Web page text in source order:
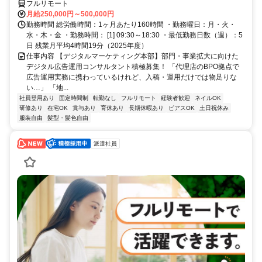
フルリモート
月給250,000円～500,000円
勤務時間 総労働時間：1ヶ月あたり160時間 ・勤務曜日：月・火・
水・木・金 ・勤務時間： [1] 09:30～18:30 ・最低勤務日数（週）：5
日 残業月平均4時間19分（2025年度）
仕事内容 【デジタルマーケティング本部】部門・事業拡大に向けた
デジタル広告運用コンサルタント積極募集！ 「代理店のBPO拠点で
広告運用実務に携わっているけれど、入稿・運用だけでは物足りな
い…」 「地...
社員登用あり 固定時間制 転勤なし フルリモート 経験者歓迎
ネイルOK
研修あり
在宅OK 賞与あり 育休あり 長期休暇あり ピアスOK
土日祝休み
服装自由
髪型・髪色自由
派遣社員